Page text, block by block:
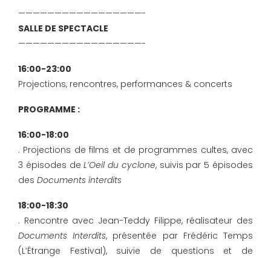
—————————————————-
SALLE DE SPECTACLE
—————————————————-
16:00-23:00
Projections, rencontres, performances & concerts
PROGRAMME :
16:00-18:00
. Projections de films et de programmes cultes, avec
3 épisodes deL’Oeil du cyclone, suivis par 5 épisodes
des Documents interdits
18:00-18:30
. Rencontre avec Jean-Teddy Filippe, réalisateur des
Documents Interdits, présentée par Frédéric Temps
(L’Étrange Festival), suivie de questions et de